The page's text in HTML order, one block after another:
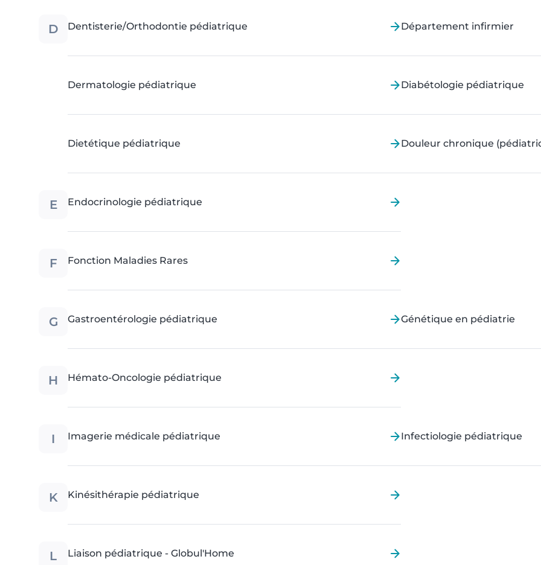
D Dentisterie/Orthodontie pédiatrique Département infirmier
Dermatologie pédiatrique Diabétologie pédiatrique
Dietétique pédiatrique Douleur chronique
E Endocrinologie pédiatrique
F Fonction Maladies Rares
G Gastroentérologie pédiatrique Génétique en pédiatrie
H Hémato-Oncologie pédiatrique
I Imagerie médicale pédiatrique Infectiologie pédiatrique
K Kinésithérapie pédiatrique
L Liaison pédiatrique - Globul'Home